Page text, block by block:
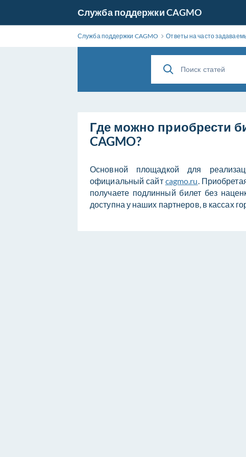
Служба поддержки CAGMO
Служба поддержки CAGMO Ответы на часто
Где можно приобрести
CAGMO?
Основной площадкой для
официальный сайт cagmo.ru.
получаете подлинный билет без
доступна у наших партнеров, в кассах